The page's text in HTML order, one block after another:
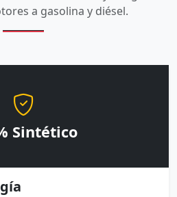
a gasolina y diésel.
Sintético